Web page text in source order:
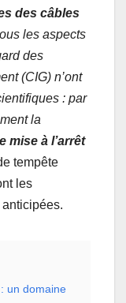
des câbles
les aspects
des
(CIG) n’ont
: par
la
mise à l’arrêt
tempête
les
un domaine